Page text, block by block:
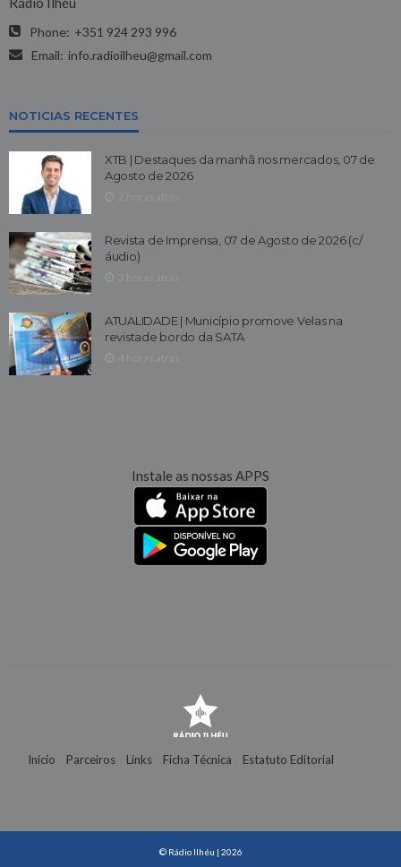
Phone: +351 924 293 996
Email: info.radioilheu@gmail.com
NOTICIAS RECENTES
XTB | Destaques da manhã nos mercados, 07 de
Agosto de 2026
Revista de Imprensa, 07 de Agosto de 2026 (c/
áudio)
ATUALIDADE | Município promove Velas na
revistade bordo da SATA
Instale as nossas APPS
Início Parceiros Links Ficha Técnica Estatuto Editorial
© Rádio Ilhéu | 2026